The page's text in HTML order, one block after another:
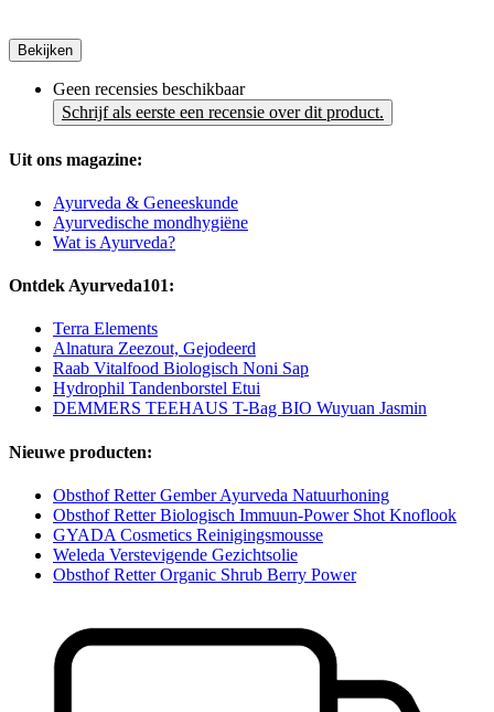
Bekijken
Geen recensies beschikbaar
Schrijf als eerste een recensie over dit product.
Uit ons magazine:
Ayurveda & Geneeskunde
Ayurvedische mondhygiëne
Wat is Ayurveda?
Ontdek Ayurveda101:
Terra Elements
Alnatura Zeezout, Gejodeerd
Raab Vitalfood Biologisch Noni Sap
Hydrophil Tandenborstel Etui
DEMMERS TEEHAUS T-Bag BIO Wuyuan Jasmin
Nieuwe producten:
Obsthof Retter Gember Ayurveda Natuurhoning
Obsthof Retter Biologisch Immuun-Power Shot Knoflook
GYADA Cosmetics Reinigingsmousse
Weleda Verstevigende Gezichtsolie
Obsthof Retter Organic Shrub Berry Power